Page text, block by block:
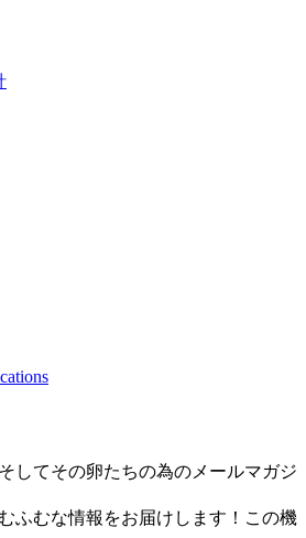
してその卵たちの為のメールマガジ
ふむな情報をお届けします！この機